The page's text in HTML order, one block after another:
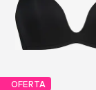
OFERTA